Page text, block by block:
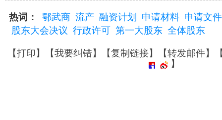
热词： 鄂武商 流产 融资计划 申请材料 申请文件
股东大会决议 行政许可 第一大股东 全体股东
【打印】【我要纠错】【复制链接】【转发邮件】
】